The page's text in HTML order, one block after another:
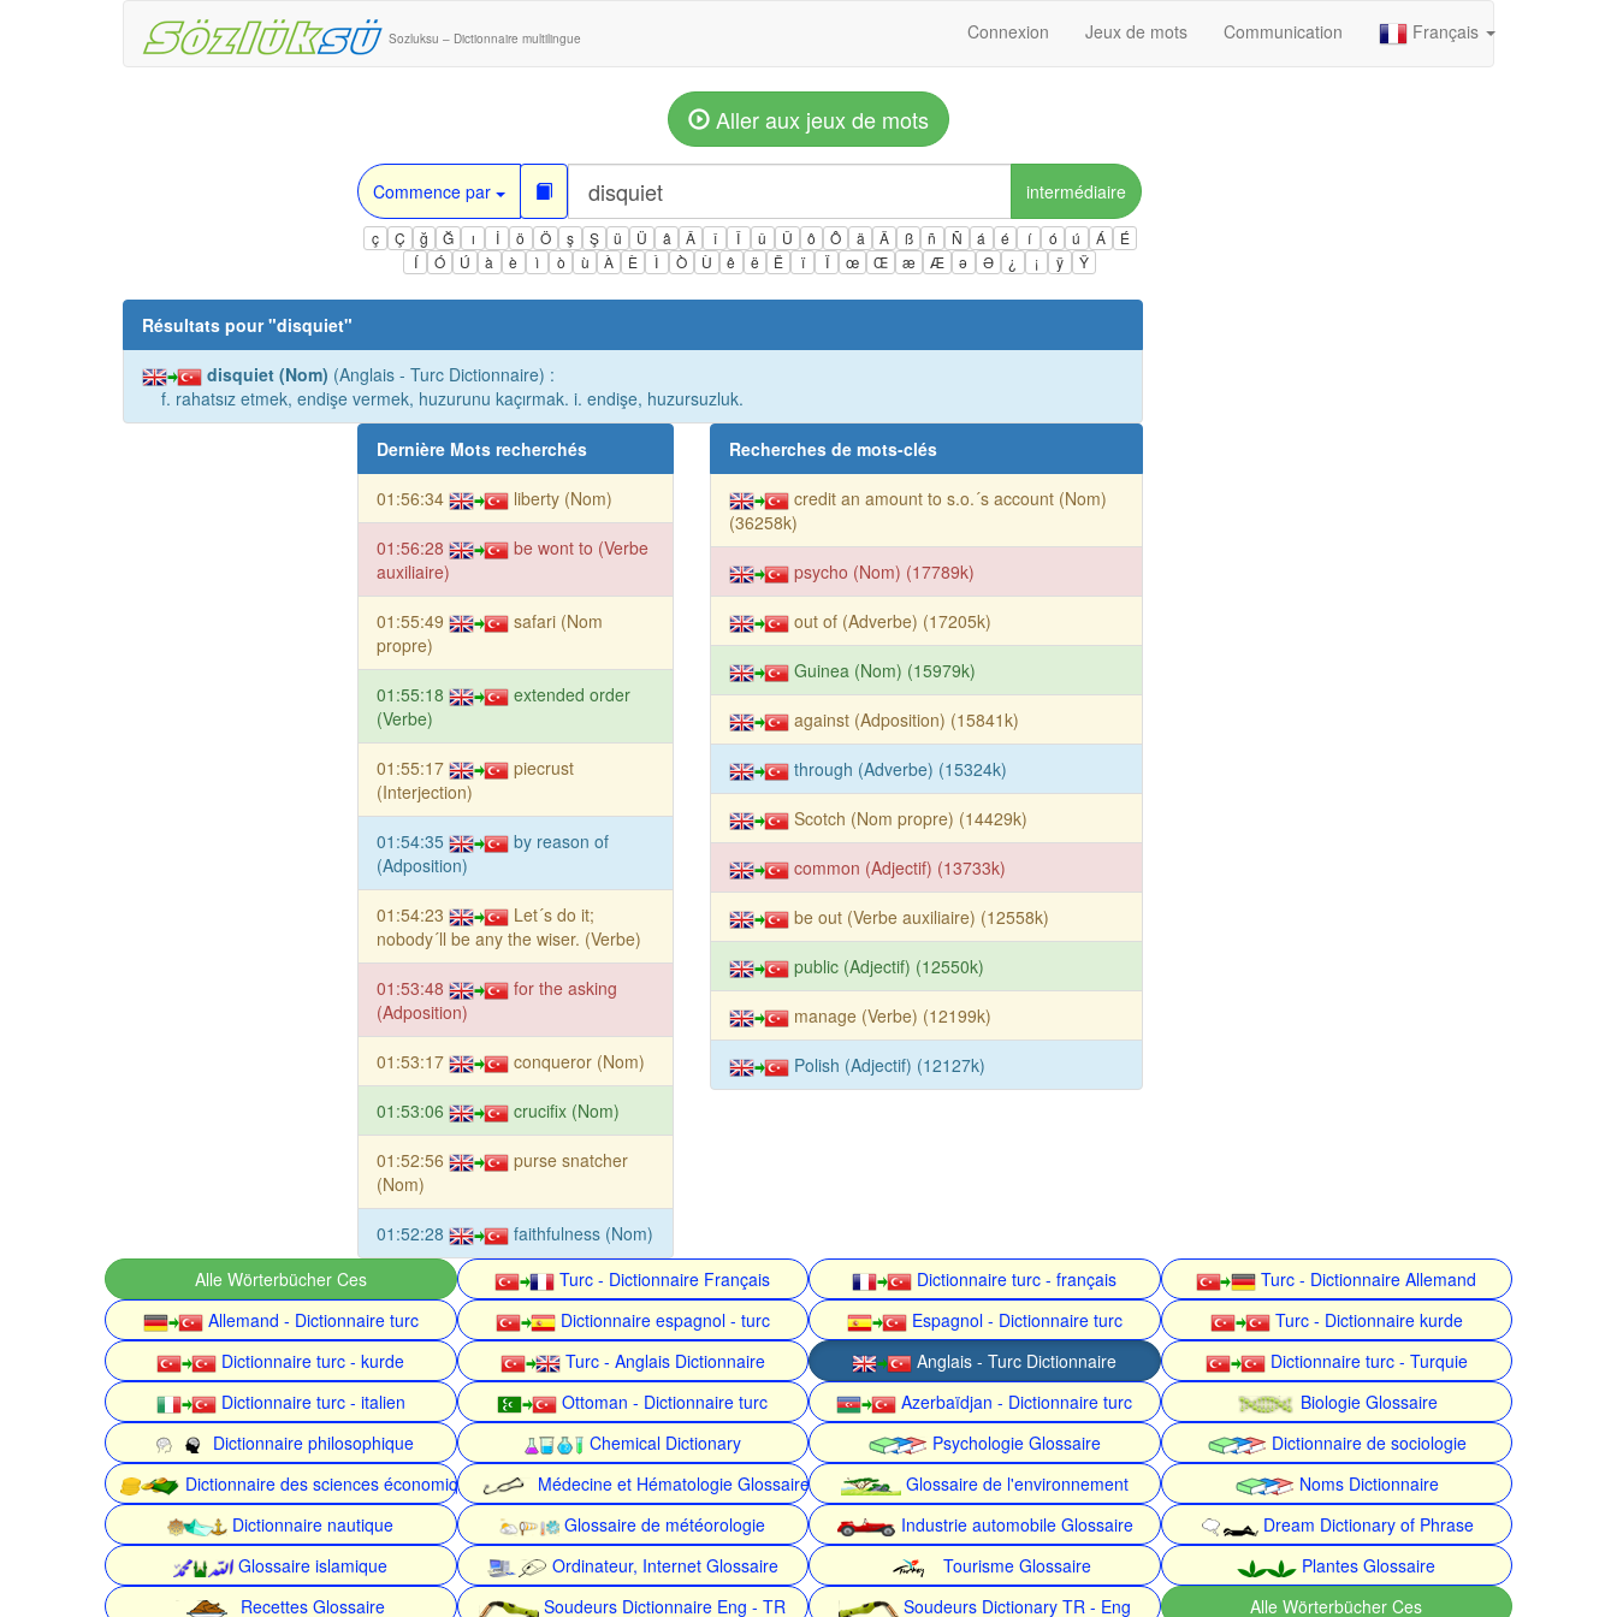
Sozluksu – Dictionnaire multilingue Connexion Jeux de mots Communication Français
Aller aux jeux de mots
Commence par intermédiaire
ç Ç ğ Ğ ı İ ö Ö ş Ş ü Ü â Â î Î û Û ô Ô ä Ä ß ñ Ñ á é í ó ú Á
É
Í
Ó Ú à è ì ò ù À È Ì Ò Ù ê ë Ë ï Ï œ Œ æ Æ ə Ə ¿ ¡ ÿ Ÿ
Résultats pour "disquiet"
disquiet (Nom) (Anglais - Turc Dictionnaire) :
f. rahatsız etmek, endişe vermek, huzurunu kaçırmak. i. endişe, huzursuzluk.
Dernière Mots recherchés
01:56:34 liberty (Nom)
01:56:28
be wont to (Verbe
auxiliaire)
01:55:49
safari (Nom
propre)
01:55:18
extended order
(Verbe)
01:55:17
piecrust
(Interjection)
01:54:35
by reason of
(Adposition)
01:54:23
Let´s do it;
nobody´ll be any the wiser. (Verbe)
01:53:48
for the asking
(Adposition)
01:53:17 conqueror (Nom)
01:53:06 crucifix (Nom)
01:52:56
purse snatcher
(Nom)
01:52:28 faithfulness (Nom)
Recherches de mots-clés
credit an amount to s.o.´s account (Nom)
(36258k)
psycho (Nom) (17789k)
out of (Adverbe) (17205k)
Guinea (Nom) (15979k)
against (Adposition) (15841k)
through (Adverbe) (15324k)
Scotch (Nom propre) (14429k)
common (Adjectif) (13733k)
be out (Verbe auxiliaire) (12558k)
public (Adjectif) (12550k)
manage (Verbe) (12199k)
Polish (Adjectif) (12127k)
Alle Wörterbücher Ces Turc - Dictionnaire Français Dictionnaire turc - français
Turc - Dictionnaire Allemand
Allemand - Dictionnaire turc
Dictionnaire espagnol - turc Espagnol - Dictionnaire turc
Turc - Dictionnaire kurde
Dictionnaire turc - kurde
Turc - Anglais Dictionnaire Anglais - Turc Dictionnaire
Dictionnaire turc - Turquie
Dictionnaire turc - italien
Ottoman - Dictionnaire turc Azerbaïdjan - Dictionnaire turc
Biologie Glossaire
Dictionnaire philosophique
Chemical Dictionary Psychologie Glossaire
Dictionnaire de sociologie
Dictionnaire des sciences économiques
Médecine et Hématologie Glossaire Glossaire de l'environnement
Noms Dictionnaire
Dictionnaire nautique
Glossaire de météorologie Industrie automobile Glossaire
Dream Dictionary of Phrase
Glossaire islamique
Ordinateur, Internet Glossaire Tourisme Glossaire
Plantes Glossaire
Recettes Glossaire
Soudeurs Dictionnaire Eng - TR Soudeurs Dictionary TR - Eng Alle Wörterbücher Ces